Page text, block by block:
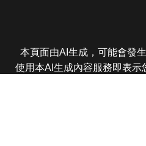
本頁面由AI生成，可能會發
使用本AI生成內容服務即表示